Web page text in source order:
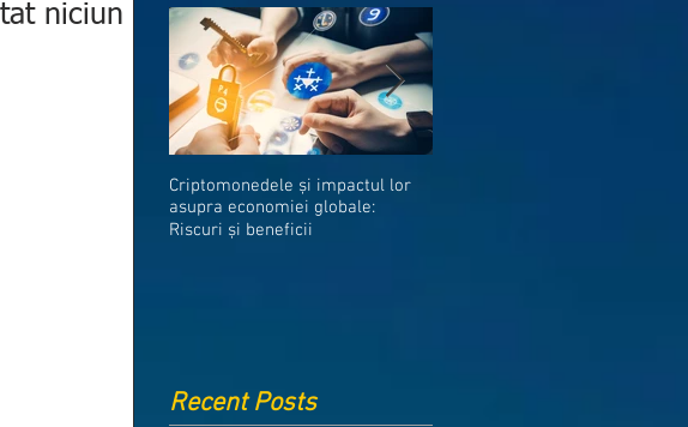
niciun
Criptomonedele și impactul lor
asupra economiei globale:
Riscuri și beneficii
Recent Posts